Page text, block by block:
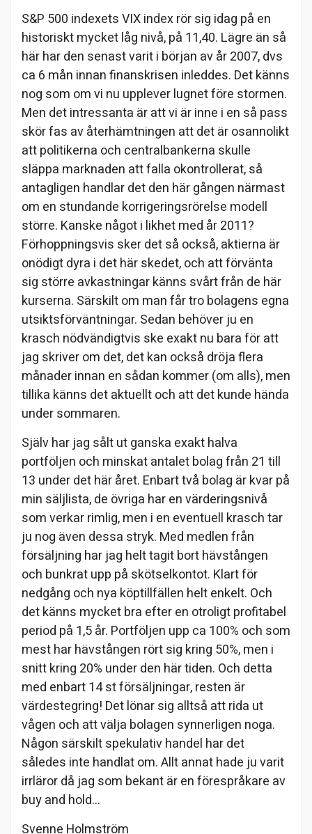
S&P 500 indexets VIX index rör sig idag på en
historiskt mycket låg nivå, på 11,40. Lägre än så
här har den senast varit i början av år 2007, dvs
ca 6 mån innan finanskrisen inleddes. Det känns
nog som om vi nu upplever lugnet före stormen.
Men det intressanta är att vi är inne i en så pass
skör fas av återhämtningen att det är osannolikt
att politikerna och centralbankerna skulle
släppa marknaden att falla okontrollerat, så
antagligen handlar det den här gången närmast
om en stundande korrigeringsrörelse modell
större. Kanske något i likhet med år 2011?
Förhoppningsvis sker det så också, aktierna är
onödigt dyra i det här skedet, och att förvänta
sig större avkastningar känns svårt från de här
kurserna. Särskilt om man får tro bolagens egna
utsiktsförväntningar. Sedan behöver ju en
krasch nödvändigtvis ske exakt nu bara för att
jag skriver om det, det kan också dröja flera
månader innan en sådan kommer (om alls), men
tillika känns det aktuellt och att det kunde hända
under sommaren.
Själv har jag sålt ut ganska exakt halva
portföljen och minskat antalet bolag från 21 till
13 under det här året. Enbart två bolag är kvar på
min säljlista, de övriga har en värderingsnivå
som verkar rimlig, men i en eventuell krasch tar
ju nog även dessa stryk. Med medlen från
försäljning har jag helt tagit bort hävstången
och bunkrat upp på skötselkontot. Klart för
nedgång och nya köptillfällen helt enkelt. Och
det känns mycket bra efter en otroligt profitabel
period på 1,5 år. Portföljen upp ca 100% och som
mest har hävstången rört sig kring 50%, men i
snitt kring 20% under den här tiden. Och detta
med enbart 14 st försäljningar, resten är
värdestegring! Det lönar sig alltså att rida ut
vågen och att välja bolagen synnerligen noga.
Någon särskilt spekulativ handel har det
således inte handlat om. Allt annat hade ju varit
irrläror då jag som bekant är en förespråkare av
buy and hold…
Svenne Holmström